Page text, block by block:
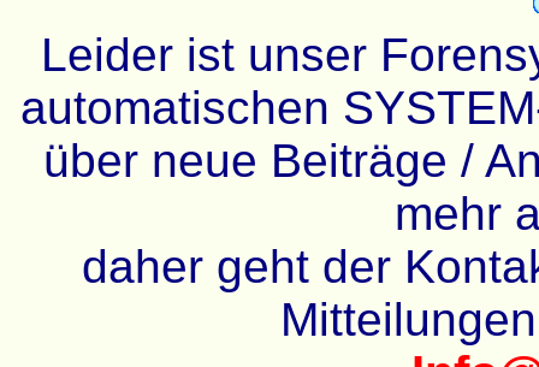
Leider ist unser
automatischen
über neue Beiträge /
mehr
daher geht der